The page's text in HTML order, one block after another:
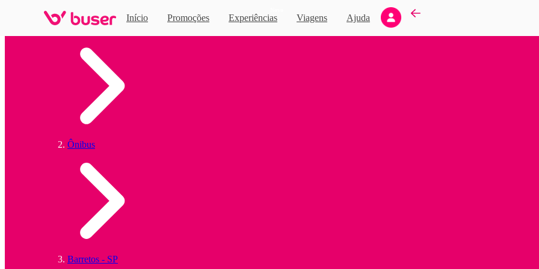
Início Promoções Experiências Viagens Ajuda
Ônibus
Barretos - SP